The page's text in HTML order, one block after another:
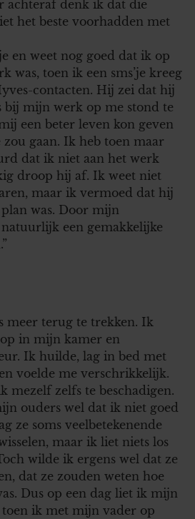
achteraf denk ik dat die
het beste voorhadden met
en weet nog goed dat ik op
was, toen ik een sms’je kreeg
contacten. Hij zei dat hij
bij mijn werk op me stond te
een beter leven kon geven
gaan. Ik heb toen maar
dat ik niet aan het werk
droop hij af. Ik weet niet
maar ik vermoed dat hij
was. Door mijn
een gemakkelijke
meer terug te trekken. Ik
in mijn kamer en
Ik huilde, lag in bed met
voelde me verschrikkelijk.
mezelf zelfs te beschadigen.
ouders wel dat ik niet goed
ze soms veelbetekenende
maar ik liet niets los
wilde ik ergens wel dat ze
dat ze zouden weten hoe
Dus op een dag liet ik mijn
toen ik met mijn vader op